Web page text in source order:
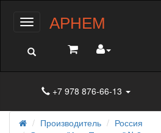
МенюАРНЕМ
+7 978 876-66-13
Производитель
Россия